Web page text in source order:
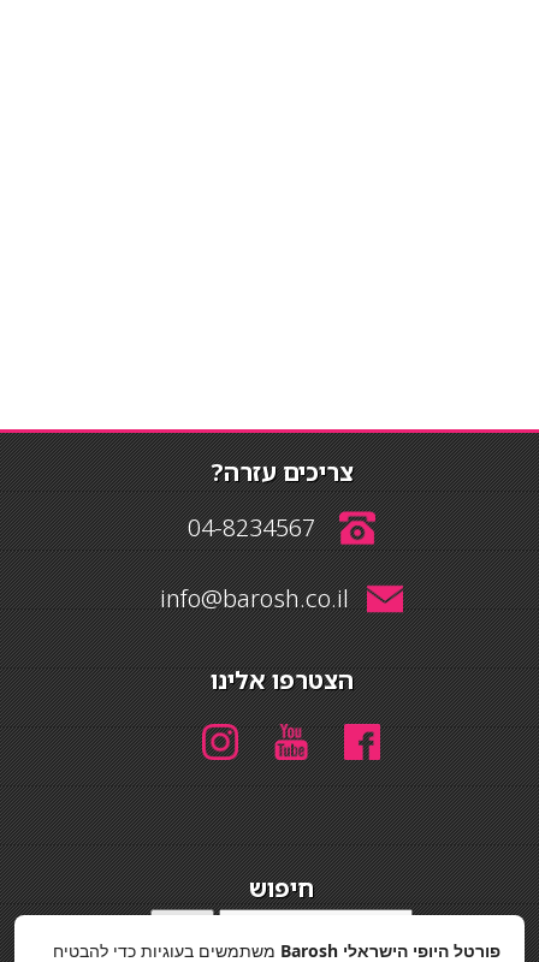
צריכים עזרה?
04-8234567
info@barosh.co.il
הצטרפו אלינו
חיפוש
פורטל היופי הישראלי Barosh משתמשים בעוגיות כדי להבטיח